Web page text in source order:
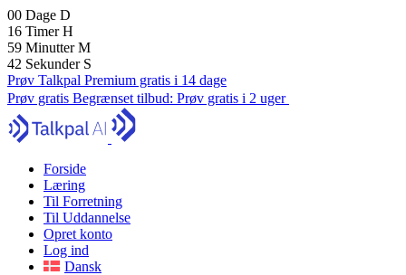
00 Dage D
16 TimerH
59 MinutterM
41 Sekunder S
Prøv Talkpal Premium gratis i 14 dage
Prøv gratis Begrænset tilbud: Prøv gratis i 2 uger
Forside
Læring
Til Forretning
Til Uddannelse
Opret konto
Log ind
Dansk